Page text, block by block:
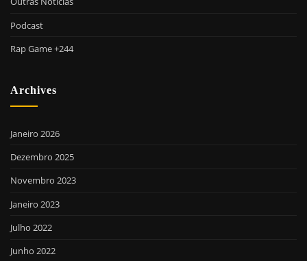
Podcast
Rap Game +244
Archives
Janeiro 2026
Dezembro 2025
Novembro 2023
Janeiro 2023
Julho 2022
Junho 2022